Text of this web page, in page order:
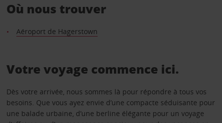
Où nous trouver
Aéroport de Hagerstown
Votre voyage commence ici.
Dès votre arrivée, nous sommes là pour répondre à tous vos
besoins. Que vous ayez envie d’une compacte séduisante pour
une balade urbaine, d’une berline élégante pour un voyage